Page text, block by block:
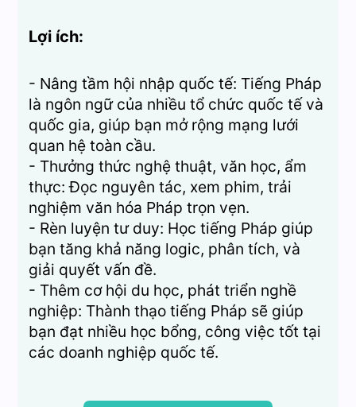
Lợi ích:
- Nâng tầm hội nhập quốc tế: Tiếng Pháp
là ngôn ngữ của nhiều tổ chức quốc tế và
quốc gia, giúp bạn mở rộng mạng lưới
quan hệ toàn cầu.
- Thưởng thức nghệ thuật, văn học, ẩm
thực: Đọc nguyên tác, xem phim, trải
nghiệm văn hóa Pháp trọn vẹn.
- Rèn luyện tư duy: Học tiếng Pháp giúp
bạn tăng khả năng logic, phân tích, và
giải quyết vấn đề.
- Thêm cơ hội du học, phát triển nghề
nghiệp: Thành thạo tiếng Pháp sẽ giúp
bạn đạt nhiều học bổng, công việc tốt tại
các doanh nghiệp quốc tế.